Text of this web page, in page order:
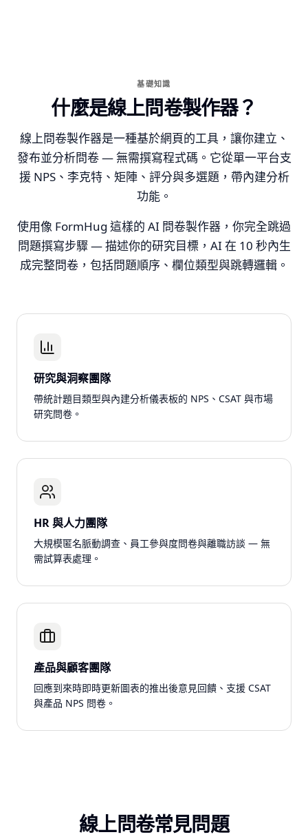
基礎知識
什麼是線上問卷製作器？
線上問卷製作器是一種基於網頁的工具，讓你建立、
發布並分析問卷 — 無需撰寫程式碼。它從單一平台支
援 NPS、李克特、矩陣、評分與多選題，帶內建分析
功能。
使用像 FormHug 這樣的 AI 問卷製作器，你完全跳過
問題撰寫步驟 — 描述你的研究目標，AI 在 10 秒內生
成完整問卷，包括問題順序、欄位類型與跳轉邏輯。
研究與洞察團隊
帶統計題目類型與內建分析儀表板的 NPS、CSAT 與市場
研究問卷。
HR 與人力團隊
大規模匿名脈動調查、員工參與度問卷與離職訪談 — 無
需試算表處理。
產品與顧客團隊
回應到來時即時更新圖表的推出後意見回饋、支援 CSAT
與產品 NPS 問卷。
線上問卷常見問題